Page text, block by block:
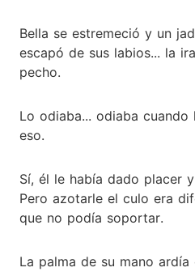
Bella se estremeció y un
escapó de sus labios... la
pecho.
Lo odiaba... odiaba
eso.
Sí, él le había dado placer
Pero azotarle el culo era
que no podía soportar.
La palma de su mano